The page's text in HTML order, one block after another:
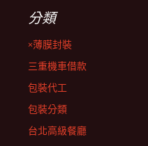
分類
×薄膜封裝
三重機車借款
包裝代工
包裝分類
台北高級餐廳